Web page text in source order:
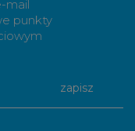
mail
punkty
zapisz